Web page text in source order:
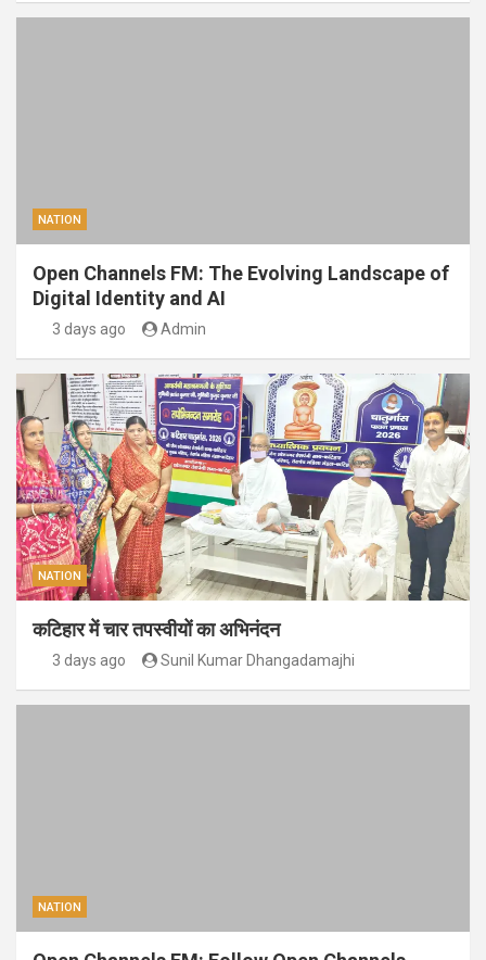
NATION
Open Channels FM: The Evolving Landscape of
Digital Identity and AI
3 days ago Admin
NATION
कटिहार में चार तपस्वीयों का अभिनंदन
3 days ago Sunil Kumar Dhangadamajhi
NATION